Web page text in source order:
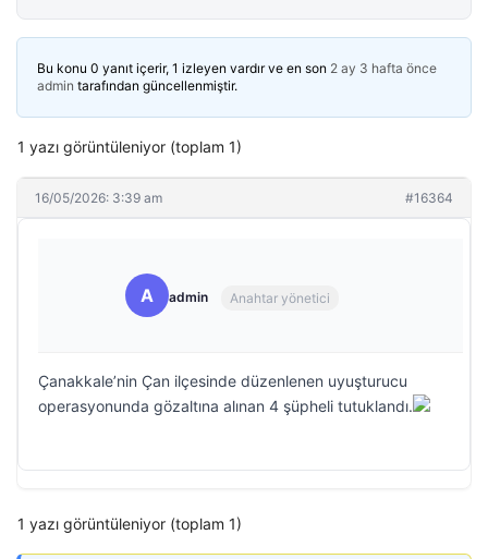
Bu konu 0 yanıt içerir, 1 izleyen vardır ve en son 2 ay 3 hafta önce
admin tarafından güncellenmiştir.
1 yazı görüntüleniyor (toplam 1)
16/05/2026: 3:39 am #16364
A admin Anahtar yönetici
Çanakkale’nin Çan ilçesinde düzenlenen uyuşturucu
operasyonunda gözaltına alınan 4 şüpheli tutuklandı.
1 yazı görüntüleniyor (toplam 1)